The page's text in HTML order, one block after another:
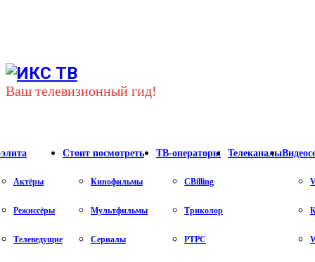
Ваш телевизионный гид!
Актёры
Режиссёры
Телеведущие
Стоит посмотреть
Кинофильмы
Мультфильмы
Сериалы
ТВ-операторы
CBilling
Триколор
РТРС
Телеканалы